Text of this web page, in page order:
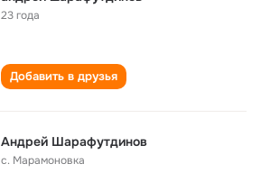
23 года
Добавить в друзья
Андрей Шарафутдинов
с. Марамоновка